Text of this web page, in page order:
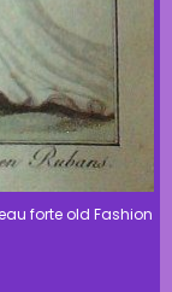
forte old Fashion